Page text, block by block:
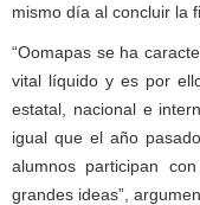
mismo día al concluir la
“Oomapas se ha
vital líquido y es por
estatal, nacional e
igual que el año
alumnos participan
grandes ideas”,